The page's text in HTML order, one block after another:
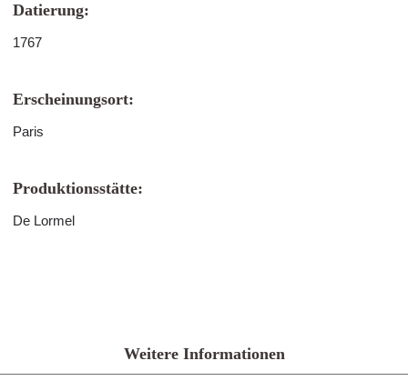
Datierung:
1767
Erscheinungsort:
Paris
Produktionsstätte:
De Lormel
Weitere Informationen